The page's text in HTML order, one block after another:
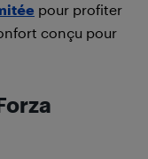
pour profiter
conçu pour